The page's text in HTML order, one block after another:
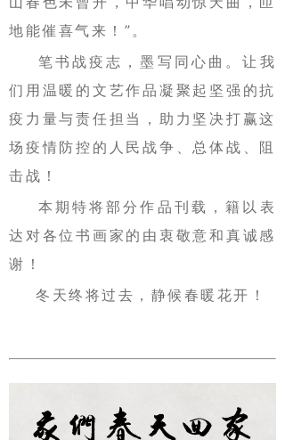
地能催喜气来！”。
笔书战疫志，墨写同心曲。让我
们用温暖的文艺作品凝聚起坚强的抗
疫力量与责任担当，助力坚决打赢这
场疫情防控的人民战争、总体战、阻
击战！
本期特将部分作品刊载，籍以表
达对各位书画家的由衷敬意和真诚感
谢！
冬天终将过去，静候春暖花开！